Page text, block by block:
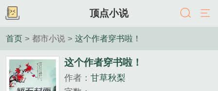
顶点小说
首页 > 都市小说 > 这个作者穿书啦！
这个作者穿书啦！
作者： 甘草秋梨